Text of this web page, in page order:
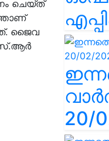
ചെയ്ത്
ജൈവ
20/